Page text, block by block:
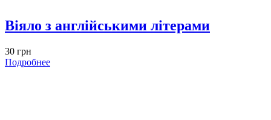
Віяло з англійськими літерами
30 грн
Подробнее